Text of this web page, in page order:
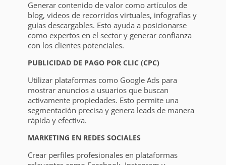
Generar contenido de valor como artículos de
blog, videos de recorridos virtuales, infografías y
guías descargables. Esto ayuda a posicionarse
como expertos en el sector y generar confianza
con los clientes potenciales.
PUBLICIDAD DE PAGO POR CLIC (CPC)
Utilizar plataformas como Google Ads para
mostrar anuncios a usuarios que buscan
activamente propiedades. Esto permite una
segmentación precisa y genera leads de manera
rápida y efectiva.
MARKETING EN REDES SOCIALES
Crear perfiles profesionales en plataformas